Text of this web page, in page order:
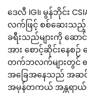
ဒေလီ IGI၊ မွန်ဘိုင်း
လက်ဖြင့် စစ်ဆေးသည့်
ခရီးသည်များကို ဆေ
အား စောင့်ဆိုင်းနေ
တက်ဘလက်များတွင်
အခြေအနေသည် အဆ
အမှန်တကယ် အန္တရာ